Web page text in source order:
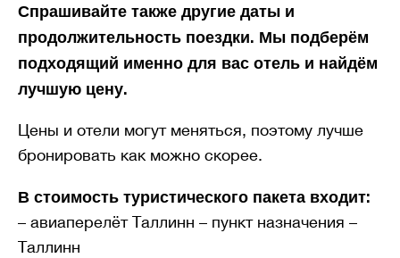
Спрашивайте также другие даты и
продолжительность поездки. Мы подберём
подходящий именно для вас отель и найдём
лучшую цену.
Цены и отели могут меняться, поэтому лучше
бронировать как можно скорее.
В стоимость туристического пакета входит:
– авиаперелёт Таллинн – пункт назначения –
Таллинн